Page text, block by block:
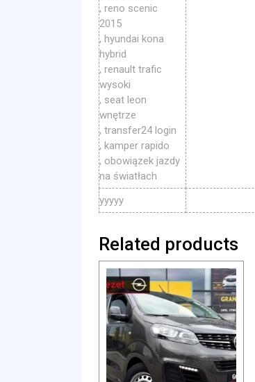
, reno scenic
2015
, hyundai kona
hybrid
, renault trafic
wysoki
, seat leon
wnętrze
, transfer24 login
, kamper rapido
, obowiązek jazdy
na światłach
yyyyy
Related products